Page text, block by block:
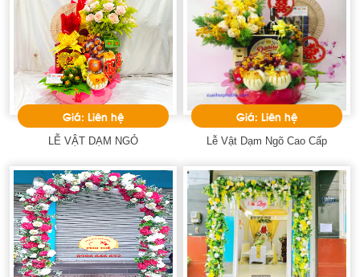
Giá: Liên hệ
LỄ VẬT DẠM NGỎ
Giá: Liên hệ
Lễ Vật Dạm Ngõ Cao Cấp